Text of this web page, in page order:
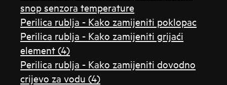
snop senzora temperature
Perilica rublja - Kako zamijeniti poklopac
Perilica rublja - Kako zamijeniti grijaći
element (4)
Perilica rublja - Kako zamijeniti dovodno
crijevo za vodu (4)